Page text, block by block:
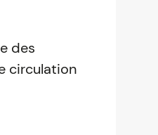
des
circulation